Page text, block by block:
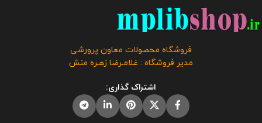
جهت ارائه همکاران به مدیر برای
دریافت گواهی اقدام پژوهی رتبه
بندی توسط همکار تهیه و آماده شده
جشنواره ها استفاده از آن توصیه
این محصول مختص
در صورت مشاهده مشابه آن در
سایت های دیگر بدون اجازه ما در
حال استفاده هستند و مورد رضایت ما
به بازدیدکنندگانی هست که از اداره
به مدرسه مراجعه می کنند و با این
حدود زیادی حل خواهد شد.
محصول مختص فروشگاه معاون
مشاهده مشابه آن در سایت های
دیگر بدون اجازه ما در حال استفاده
هستند و مورد رضایت ما نمی باشد .
فروشگاه محصولات معاون پرورشی
مدیر فروشگاه : غلامـرضا زهـره منش
اشتراک گذاری: